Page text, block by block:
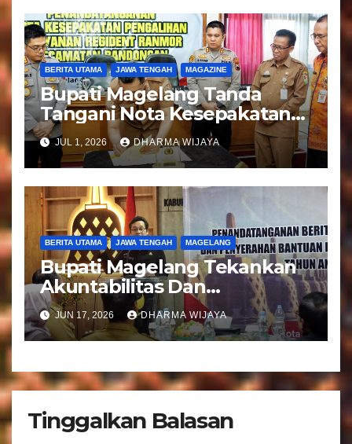
BERITA UTAMA JAWA TENGAH MAGAZINE
Bupati Magelang Tanda
Tangani Nota Kesepakatan
Pengalihan Pelayanan
Regident Di Kecamatan
Bandongan
JUL 1, 2026 DHARMA WIJAYA
BERITA UTAMA JAWA TENGAH MAGELANG
Bupati Magelang Tekankan
Akuntabilitas Dan
Tranparansi Pengelolaan
Bantuan Keuangan Parpol
JUN 17, 2026 DHARMA WIJAYA
Tinggalkan Balasan